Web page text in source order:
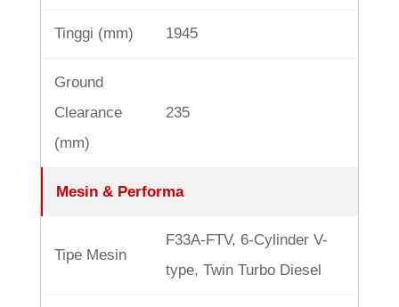
Tinggi (mm) 1945
Ground
Clearance
(mm)
235
Mesin & Performa
Tipe Mesin
F33A-FTV, 6-Cylinder V-
type, Twin Turbo Diesel